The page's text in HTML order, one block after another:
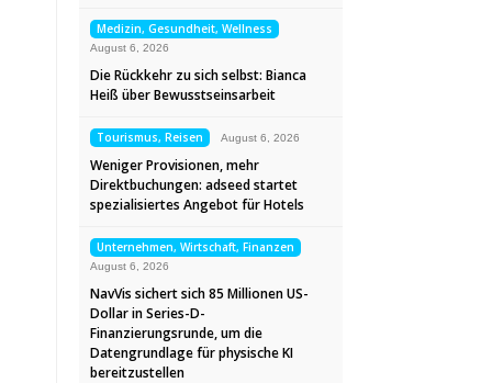
Medizin, Gesundheit, Wellness
August 6, 2026
Die Rückkehr zu sich selbst: Bianca
Heiß über Bewusstseinsarbeit
Tourismus, Reisen August 6, 2026
Weniger Provisionen, mehr
Direktbuchungen: adseed startet
spezialisiertes Angebot für Hotels
Unternehmen, Wirtschaft, Finanzen
August 6, 2026
NavVis sichert sich 85 Millionen US-
Dollar in Series-D-
Finanzierungsrunde, um die
Datengrundlage für physische KI
bereitzustellen